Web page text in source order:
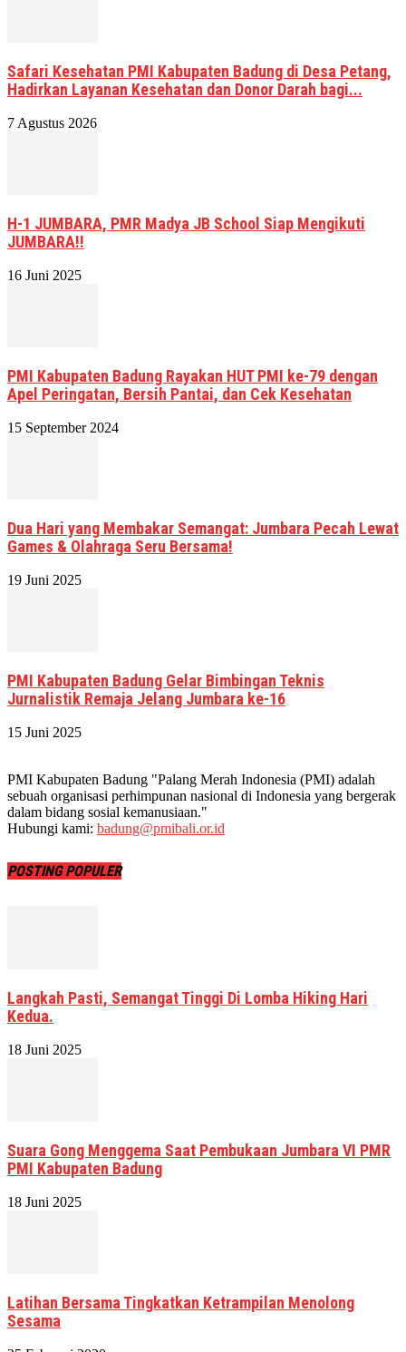
Safari Kesehatan PMI Kabupaten Badung di Desa Petang,
Hadirkan Layanan Kesehatan dan Donor Darah bagi...
7 Agustus 2026
H-1 JUMBARA, PMR Madya JB School Siap Mengikuti
JUMBARA!!
16 Juni 2025
PMI Kabupaten Badung Rayakan HUT PMI ke-79 dengan
Apel Peringatan, Bersih Pantai, dan Cek Kesehatan
15 September 2024
Dua Hari yang Membakar Semangat: Jumbara Pecah Lewat
Games & Olahraga Seru Bersama!
19 Juni 2025
PMI Kabupaten Badung Gelar Bimbingan Teknis
Jurnalistik Remaja Jelang Jumbara ke-16
15 Juni 2025
PMI Kabupaten Badung "Palang Merah Indonesia (PMI) adalah
sebuah organisasi perhimpunan nasional di Indonesia yang bergerak
dalam bidang sosial kemanusiaan."
Hubungi kami: badung@pmibali.or.id
POSTING POPULER
Langkah Pasti, Semangat Tinggi Di Lomba Hiking Hari
Kedua.
18 Juni 2025
Suara Gong Menggema Saat Pembukaan Jumbara VI PMR
PMI Kabupaten Badung
18 Juni 2025
Latihan Bersama Tingkatkan Ketrampilan Menolong
Sesama